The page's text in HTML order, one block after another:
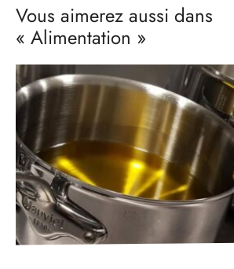
Vous aimerez aussi dans
« Alimentation »